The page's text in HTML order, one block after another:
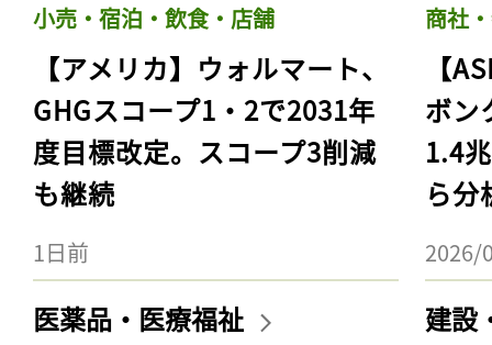
小売・宿泊・飲食・店舗
【アメリカ】ウォルマート、
GHGスコープ1・2で2031年
度目標改定。スコープ3削減
も継続
1日前
商社
【
ボン
1.4
ら分
2026/
医薬品・医療福祉 建設